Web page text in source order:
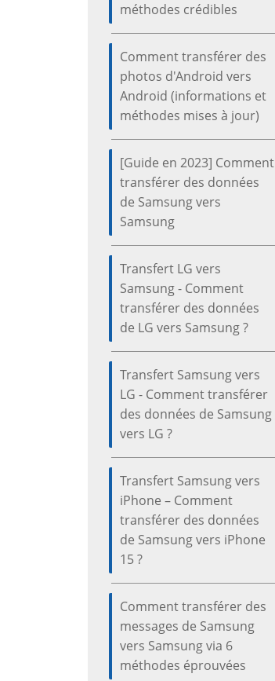
méthodes crédibles
Comment transférer des
photos d'Android vers
Android (informations et
méthodes mises à jour)
[Guide en 2023] Comment
transférer des données
de Samsung vers
Samsung
Transfert LG vers
Samsung - Comment
transférer des données
de LG vers Samsung ?
Transfert Samsung vers
LG - Comment transférer
des données de Samsung
vers LG ?
Transfert Samsung vers
iPhone – Comment
transférer des données
de Samsung vers iPhone
15 ?
Comment transférer des
messages de Samsung
vers Samsung via 6
méthodes éprouvées